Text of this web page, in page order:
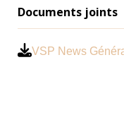
Documents joints
VSP News